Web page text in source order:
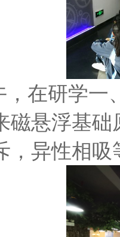
，在研学一
磁悬浮基
，异性相